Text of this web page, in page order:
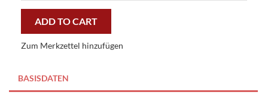
75
günstig
und
ADD TO CART
Zum Merkzettel hinzufügen
BASISDATEN